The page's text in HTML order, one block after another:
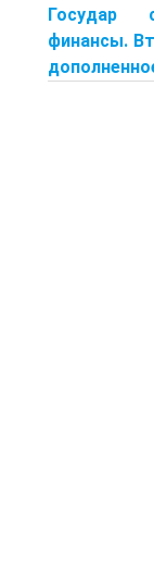
Государ
финансы.